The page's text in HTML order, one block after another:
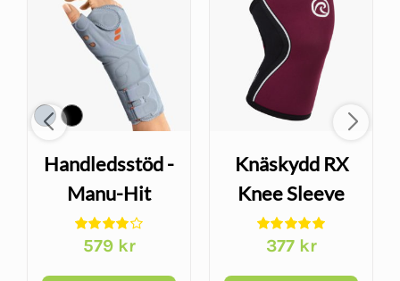
Handledsstöd -
Manu-Hit
Pollex
579 kr
Knäskydd RX
Knee Sleeve
5mm -
Vinröd/Svart
377 kr